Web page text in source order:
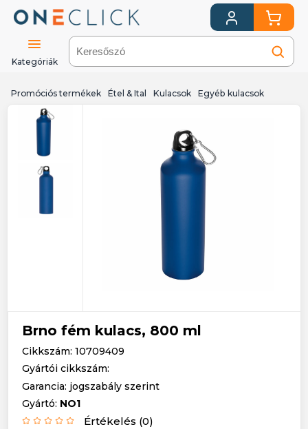
Kategóriák
Promóciós termékek Étel & Ital Kulacsok Egyéb kulacsok
Brno fém kulacs, 800 ml
Cikkszám: 10709409
Gyártói cikkszám:
Garancia: jogszabály szerint
Gyártó: NO1
Értékelés (0)